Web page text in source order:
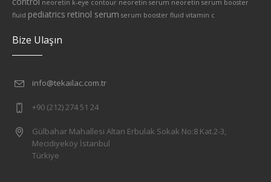
neoretin k-eye contour neoretin serum neoretin serum booster
fluid pediatrics retinol serum serum booster fluid vitamin c
Bize Ulaşın
info@tekailac.com.tr
+90 (212) 274 51 24
Gülbahar Mahallesi Altan Erbulak Sokak No:8 Kat.2-3,
Mecidiyeköy İstanbul
Türkiye